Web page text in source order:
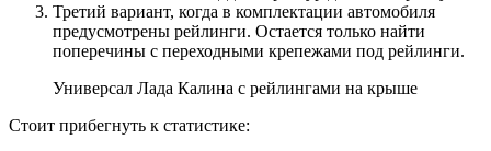
Третий вариант, когда в комплектации автомобиля
предусмотрены рейлинги. Остается только найти
поперечины с переходными крепежами под рейлинги.
Универсал Лада Калина с рейлингами на крыше
Стоит прибегнуть к статистике: